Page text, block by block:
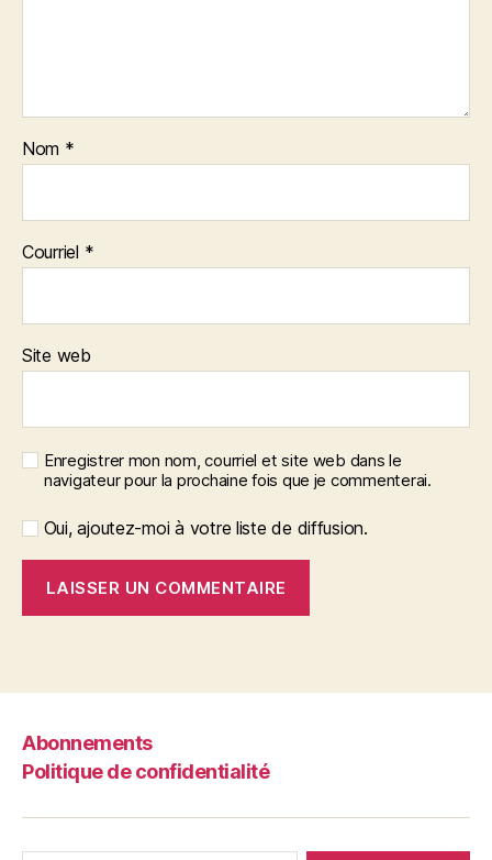
Nom *
Courriel *
Site web
Enregistrer mon nom, courriel et site web dans le
navigateur pour la prochaine fois que je commenterai.
Oui, ajoutez-moi à votre liste de diffusion.
Abonnements
Politique de confidentialité